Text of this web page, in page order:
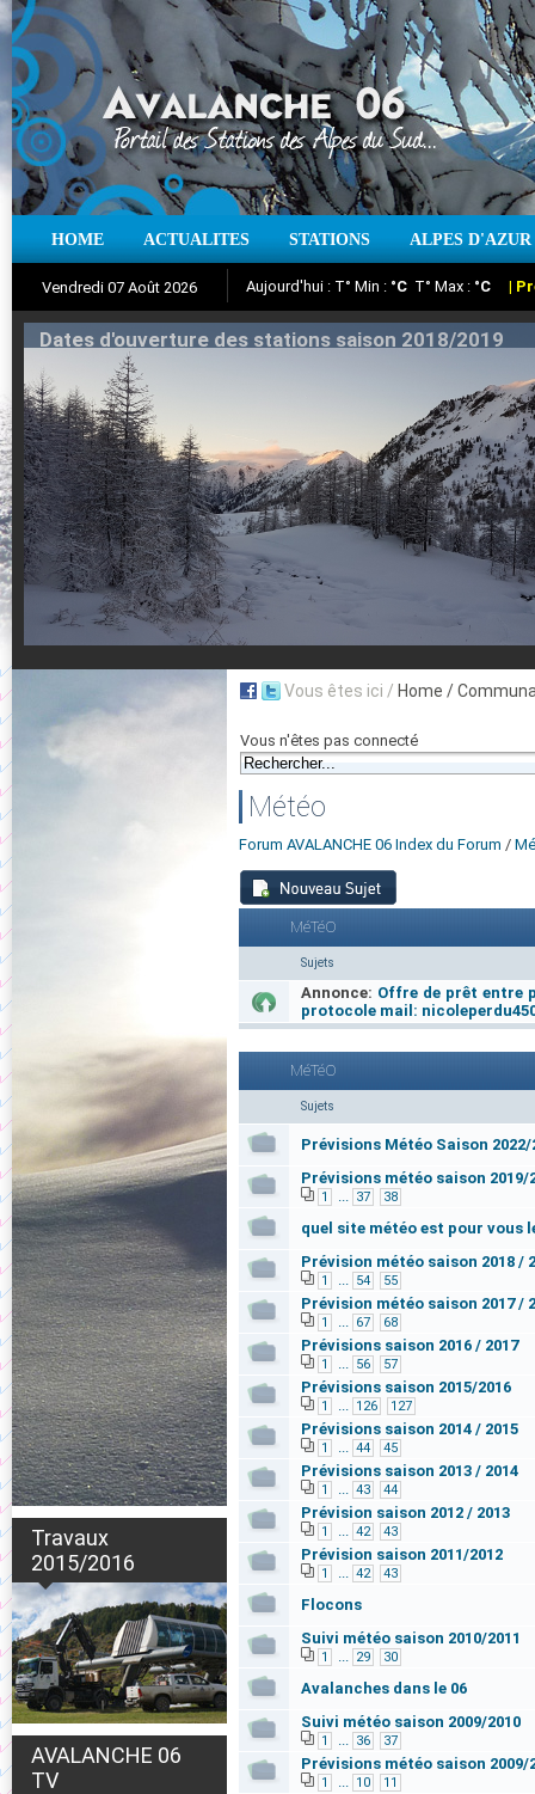
HOME ACTUALITES STATIONS ALPES D'AZUR
Vendredi 07 Août 2026
Aujourd'hui : T° Min : °CT° Max : °C |
Iso à 0° :m Neige sur 12 heures : cm
Suivez en direct l'actualité des stations
Travaux
2015/2016
AVALANCHE 06
TV
Vous êtes ici / Home /
Vous n'êtes pas connecté
Météo
Forum AVALANCHE 06 Index du Forum /
MéTéO
Sujets
Annonce: Offre de prêt entre
protocole mail:
MéTéO
Sujets
Prévisions Météo Saison 2022/
Prévisions météo saison 2019/
1 ... 37 38
quel site météo est pour vous
Prévision météo saison 2018 /
1 ... 54 55
Prévision météo saison 2017 /
1 ... 67 68
Prévisions saison 2016 / 2017
1 ... 56 57
Prévisions saison 2015/2016
1 ... 126 127
Prévisions saison 2014 / 2015
1 ... 44 45
Prévisions saison 2013 / 2014
1 ... 43 44
Prévision saison 2012 / 2013
1 ... 42 43
Prévision saison 2011/2012
1 ... 42 43
Flocons
Suivi météo saison 2010/2011
1 ... 29 30
Avalanches dans le 06
Suivi météo saison 2009/2010
1 ... 36 37
Prévisions météo saison 2009/
1 ... 10 11